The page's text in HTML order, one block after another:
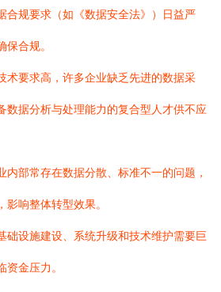
合规要求（如《数据安全法》）日益严
合规。
术要求高，许多企业缺乏先进的数据采
数据分析与处理能力的复合型人才供不应
内部常存在数据分散、标准不一的问题，
响整体转型效果。
础设施建设、系统升级和技术维护需要巨
金压力。